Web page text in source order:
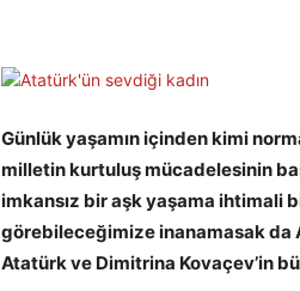
Günlük yaşamın içinden kimi
milletin kurtuluş mücadelesinin
imkansız bir aşk yaşama ihtimali
görebileceğimize inanamasak da
Atatürk ve Dimitrina Kovaçev’in